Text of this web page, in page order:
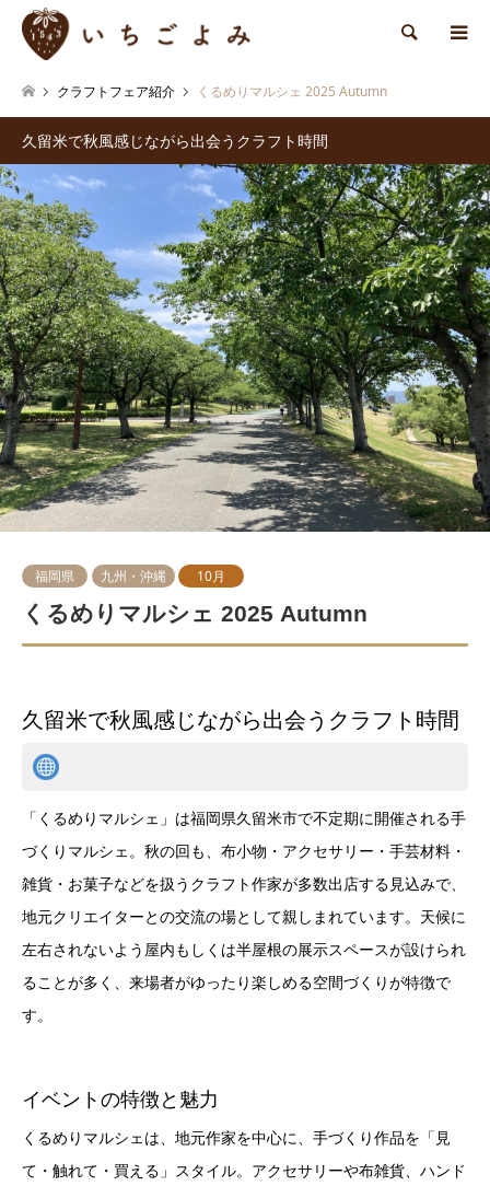
検索
クラフトフェア紹介 くるめりマルシェ 2025 Autumn
久留米で秋風感じながら出会うクラフト時間
福岡県 九州・沖縄 10月
くるめりマルシェ 2025 Autumn
久留米で秋風感じながら出会うクラフト時間
「くるめりマルシェ」は福岡県久留米市で不定期に開催される手
づくりマルシェ。秋の回も、布小物・アクセサリー・手芸材料・
雑貨・お菓子などを扱うクラフト作家が多数出店する見込みで、
地元クリエイターとの交流の場として親しまれています。天候に
左右されないよう屋内もしくは半屋根の展示スペースが設けられ
ることが多く、来場者がゆったり楽しめる空間づくりが特徴で
す。
イベントの特徴と魅力
くるめりマルシェは、地元作家を中心に、手づくり作品を「見
て・触れて・買える」スタイル。アクセサリーや布雑貨、ハンド